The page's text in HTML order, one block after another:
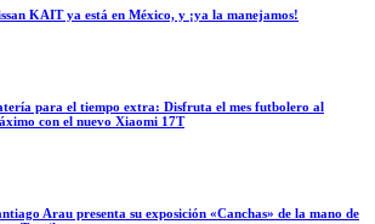
KAIT ya está en México, y ¡ya la manejamos!
para el tiempo extra: Disfruta el mes futbolero al
con el nuevo Xiaomi 17T
Arau presenta su exposición «Canchas» de la mano de